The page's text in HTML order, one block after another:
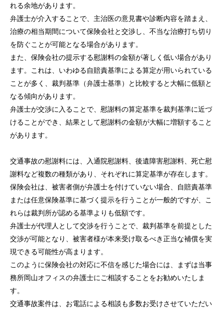
れる余地があります。
弁護士が介入することで、主治医の意見書や診断内容を踏まえ、
治療の相当期間について保険会社と交渉し、不当な治療打ち切り
を防ぐことが可能となる場合があります。
また、保険会社の提示する慰謝料の金額が著しく低い場合があり
ます。これは、いわゆる自賠責基準による算定が用いられている
ことが多く、裁判基準（弁護士基準）と比較すると大幅に低額と
なる傾向があります。
弁護士が交渉に入ることで、慰謝料の算定基準を裁判基準に近づ
けることができ、結果として慰謝料の金額が大幅に増額すること
があります。
交通事故の慰謝料には、入通院慰謝料、後遺障害慰謝料、死亡慰
謝料など複数の種類があり、それぞれに算定基準が存在します。
保険会社は、被害者側が弁護士を付けていない場合、自賠責基準
または任意保険基準に基づく提示を行うことが一般的ですが、こ
れらは裁判所が認める基準よりも低額です。
弁護士が代理人として交渉を行うことで、裁判基準を前提とした
交渉が可能となり、被害者様が本来受け取るべき正当な補償を実
現できる可能性が高まります。
このように保険会社の対応に不信を感じた場合には、まずは当事
務所岡山オフィスの弁護士にご相談することをお勧めいたしま
す。
交通事故案件は、お電話による相談も多数お受けさせていただい